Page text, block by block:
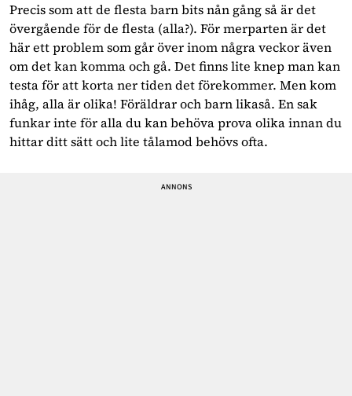
Precis som att de flesta barn bits nån gång så är det
övergående för de flesta (alla?). För merparten är det
här ett problem som går över inom några veckor även
om det kan komma och gå. Det finns lite knep man kan
testa för att korta ner tiden det förekommer. Men kom
ihåg, alla är olika! Föräldrar och barn likaså. En sak
funkar inte för alla du kan behöva prova olika innan du
hittar ditt sätt och lite tålamod behövs ofta.